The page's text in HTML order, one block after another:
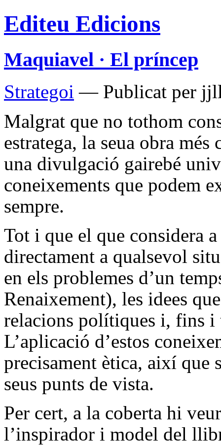
Editeu Edicions
Maquiavel · El príncep
Strategoi — Publicat per
Malgrat que no tothom
estratega, la seua obra més
una divulgació gairebé
coneixements que podem
sempre.
Tot i que el que considera
directament a qualsevol
en els problemes d’un
Renaixement), les idees
relacions polítiques i, fins i
L’aplicació d’estos
precisament ètica, així que
seus punts de vista.
Per cert, a la coberta hi
l’inspirador i model del